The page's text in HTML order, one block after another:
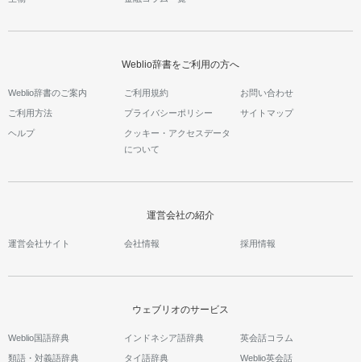
Weblio辞書をご利用の方へ
Weblio辞書のご案内 ご利用規約 お問い合わせ
ご利用方法 プライバシーポリシー サイトマップ
ヘルプ
クッキー・アクセスデータ
について
運営会社の紹介
運営会社サイト 会社情報 採用情報
ウェブリオのサービス
Weblio国語辞典
類語・対義語辞典
インドネシア語辞典
タイ語辞典
英会話コラム
Weblio英会話